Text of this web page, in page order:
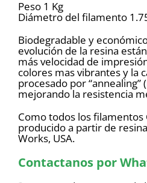
Peso 1 Kg
Diámetro del filamento
Biodegradable y
evolución de la resina
más velocidad de
colores mas vibrantes y la
procesado por “annealing”
mejorando la resistencia
Como todos los filamentos
producido a partir de
Works, USA.
Contactanos por